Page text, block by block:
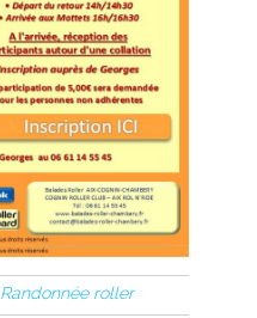
Randonnée roller